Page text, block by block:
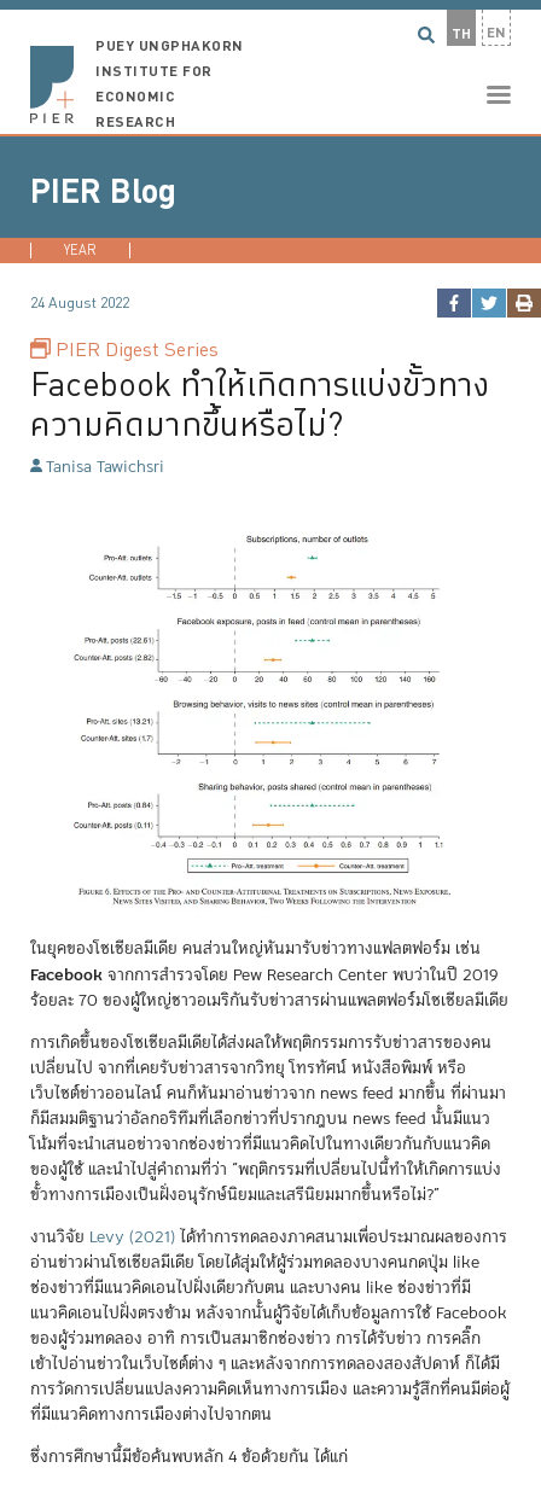
TH EN
PUEY UNGPHAKORN
INSTITUTE FOR
ECONOMIC
RESEARCH
PIER Blog
YEAR
24 August 2022
PIER Digest Series
Facebook ทำให้เกิดการแบ่งขั้วทาง
ความคิดมากขึ้นหรือไม่?
Tanisa Tawichsri
ในยุคของโซเชียลมีเดีย คนส่วนใหญ่หันมารับข่าวทางแฟลตฟอร์ม เช่น
Facebookจากการสำรวจโดย Pew Research Center พบว่าในปี 2019
ร้อยละ 70 ของผู้ใหญ่ชาวอเมริกันรับข่าวสารผ่านแพลตฟอร์มโซเชียลมีเดีย
การเกิดขึ้นของโซเชียลมีเดียได้ส่งผลให้พฤติกรรมการรับข่าวสารของคน
เปลี่ยนไป จากที่เคยรับข่าวสารจากวิทยุ โทรทัศน์ หนังสือพิมพ์ หรือ
เว็บไซต์ข่าวออนไลน์ คนก็หันมาอ่านข่าวจาก news feed มากขึ้น ที่ผ่านมา
ก็มีสมมติฐานว่าอัลกอริทึมที่เลือกข่าวที่ปรากฎบน news feed นั้นมีแนว
โน้มที่จะนำเสนอข่าวจากช่องข่าวที่มีแนวคิดไปในทางเดียวกันกับแนวคิด
ของผู้ใช้ และนำไปสู่คำถามที่ว่า “พฤติกรรมที่เปลี่ยนไปนี้ทำให้เกิดการแบ่ง
ขั้วทางการเมืองเป็นฝั่งอนุรักษ์นิยมและเสรีนิยมมากขึ้นหรือไม่?”
งานวิจัย Levy (2021)ได้ทำการทดลองภาคสนามเพื่อประมาณผลของการ
อ่านข่าวผ่านโซเชียลมีเดีย โดยได้สุ่มให้ผู้ร่วมทดลองบางคนกดปุ่ม like
ช่องข่าวที่มีแนวคิดเอนไปฝั่งเดียวกับตน และบางคน like ช่องข่าวที่มี
แนวคิดเอนไปฝั่งตรงข้าม หลังจากนั้นผู้วิจัยได้เก็บข้อมูลการใช้ Facebook
ของผู้ร่วมทดลอง อาทิ การเป็นสมาชิกช่องข่าว การได้รับข่าว การคลิ๊ก
เข้าไปอ่านข่าวในเว็บไซต์ต่าง ๆ และหลังจากการทดลองสองสัปดาห์ ก็ได้มี
การวัดการเปลี่ยนแปลงความคิดเห็นทางการเมือง และความรู้สึกที่คนมีต่อผู้
ที่มีแนวคิดทางการเมืองต่างไปจากตน
ซึ่งการศึกษานี้มีข้อค้นพบหลัก 4 ข้อด้วยกัน ได้แก่